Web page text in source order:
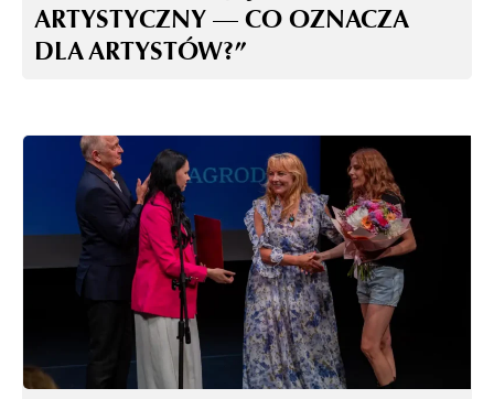
ARTYSTYCZNY — CO OZNACZA
DLA ARTYSTÓW?”